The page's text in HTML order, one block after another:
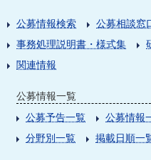
公募情報検索 公募相談窓
事務処理説明書・様式集
関連情報
公募情報一覧
公募予告一覧
公募情報
分野別一覧
掲載日順一